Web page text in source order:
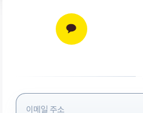
로그인 정보 입력